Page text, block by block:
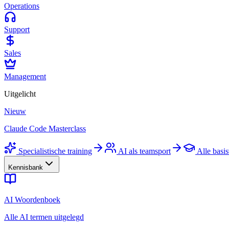
Operations
Support
Sales
Management
Uitgelicht
Nieuw
Claude Code Masterclass
Specialistische training AI als teamsport Alle
Kennisbank
AI Woordenboek
Alle AI termen uitgelegd